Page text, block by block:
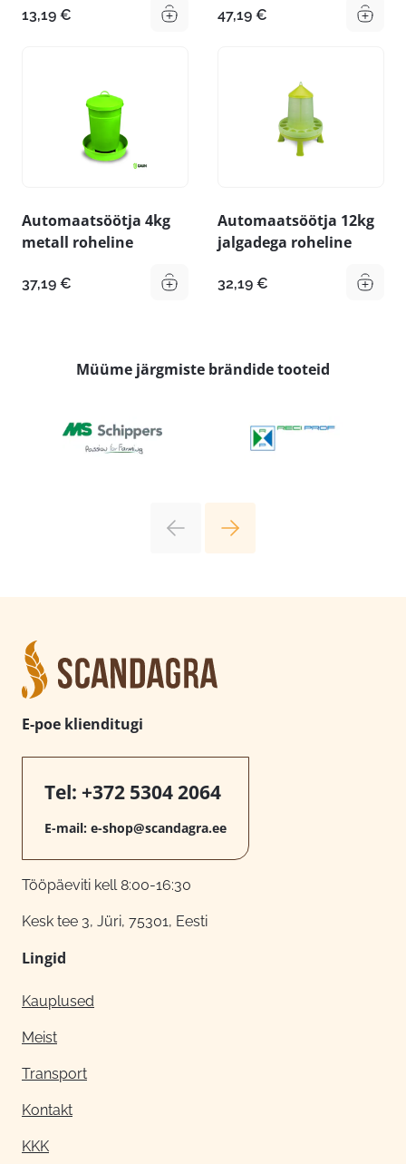
13,19 € 47,19 €
Automaatsöötja 4kg
metall roheline
37,19 €
Automaatsöötja 12kg
jalgadega roheline
32,19 €
Müüme järgmiste brändide tooteid
E-poe klienditugi
Tel: +372 5304 2064
E-mail: e-shop@scandagra.ee
Tööpäeviti kell 8:00-16:30
Kesk tee 3, Jüri, 75301, Eesti
Lingid
Kauplused
Meist
Transport
Kontakt
KKK